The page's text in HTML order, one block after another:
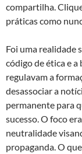
compartilha.
práticas como
Foi uma realidade
código de ética e
regulavam a
desassociar a
permanente para
sucesso. O foco
neutralidade
propaganda. O